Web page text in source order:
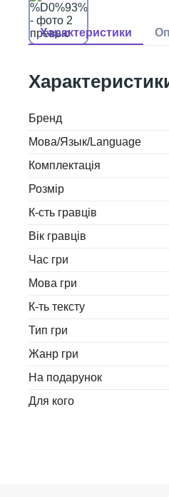
Бренд
Мова/Язык/Language
Комплектація
Розмір
К-сть гравців
Вік гравців
Час гри
Мова гри
К-ть тексту
Тип гри
Жанр гри
На подарунок
Для кого